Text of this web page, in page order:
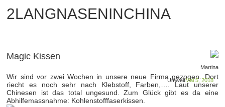
2LANGNASENINCHINA
Magic Kissen
Martina
Mai 5, 2018
Umwelt
Wir sind vor zwei Wochen in unsere neue Firma gezogen. Dort
riecht es noch sehr nach Klebstoff, Farben,…. Laut unserer
Chinesen ist das total ungesund. Zum Glück gibt es da eine
Abhilfemassnahme: Kohlenstofffaserkissen.